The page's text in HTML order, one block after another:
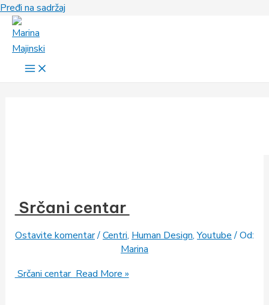
Pređi na sadržaj
Srčani centar
Ostavite komentar/Centri, Human Design,Youtube/ Od:
Marina
Srčani centar Read More »